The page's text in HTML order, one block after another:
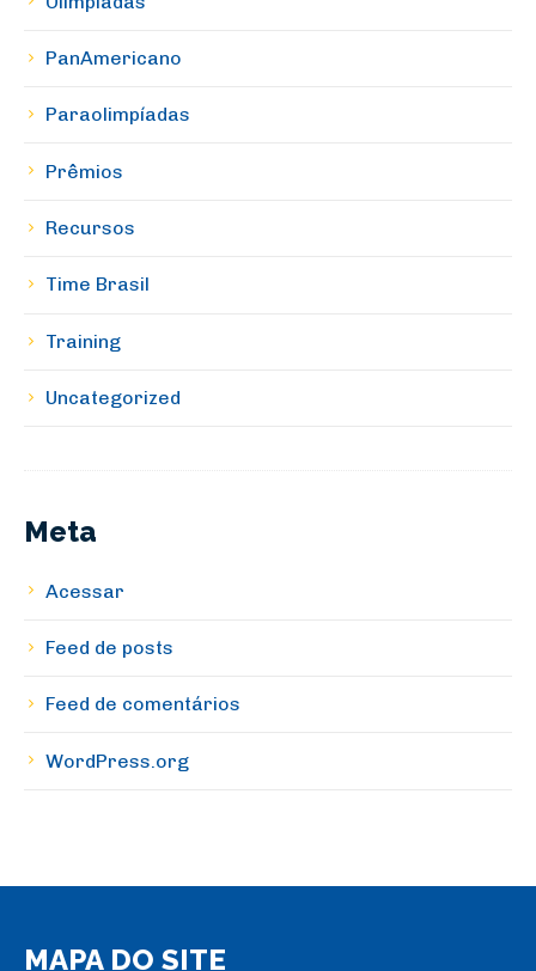
PanAmericano
Paraolimpíadas
Prêmios
Recursos
Time Brasil
Training
Uncategorized
Meta
Acessar
Feed de posts
Feed de comentários
WordPress.org
MAPA DO SITE